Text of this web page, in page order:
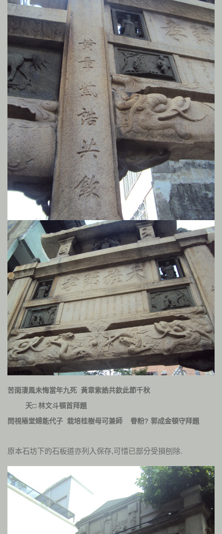
苦雨淒風未悔當年九死 黃章紫誥共欽此節千秋
天□ 林文斗頓首拜題
問視樁堂婦能代子 栽培桂樹母可兼師 眷粉? 郭成金頓守拜題
原本石坊下的石板道亦列入保存,可惜已部分受損刨除.